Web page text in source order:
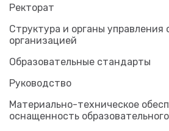
Ректорат
Структура и органы управления
организацией
Образовательные стандарты
Руководство
Материально-техническое
оснащенность